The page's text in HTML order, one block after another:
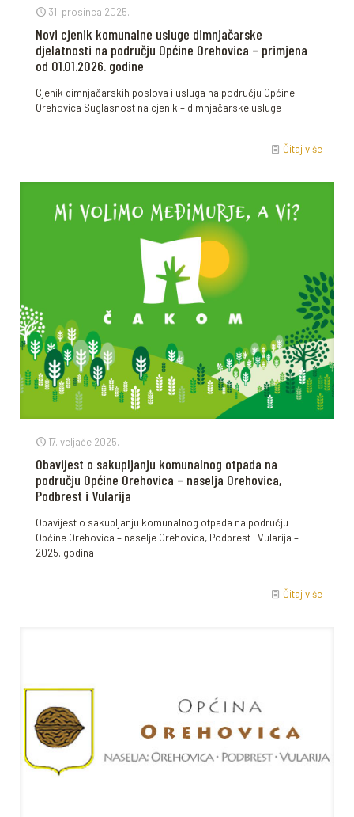
31. prosinca 2025.
Novi cjenik komunalne usluge dimnjačarske
djelatnosti na području Općine Orehovica – primjena
od 01.01.2026. godine
Cjenik dimnjačarskih poslova i usluga na području Općine
Orehovica Suglasnost na cjenik – dimnjačarske usluge
Čitaj više
17. veljače 2025.
Obavijest o sakupljanju komunalnog otpada na
području Općine Orehovica – naselja Orehovica,
Podbrest i Vularija
Obavijest o sakupljanju komunalnog otpada na području
Općine Orehovica – naselje Orehovica, Podbrest i Vularija –
2025. godina
Čitaj više